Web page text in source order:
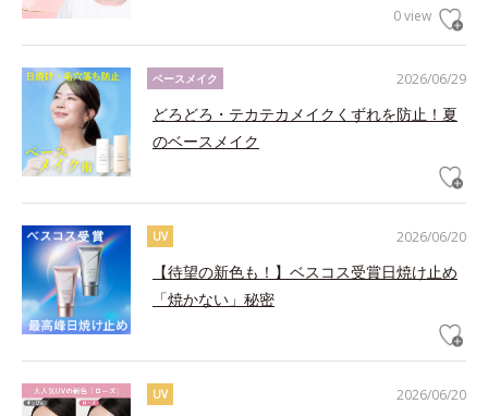
0 view
2026/06/29
ベースメイク
どろどろ・テカテカメイクくずれを防止！夏
のベースメイク
2026/06/20
UV
【待望の新色も！】ベスコス受賞日焼け止め
「焼かない」秘密
2026/06/20
UV